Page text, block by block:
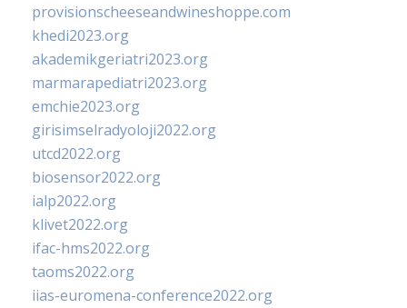
provisionscheeseandwineshoppe.com
khedi2023.org
akademikgeriatri2023.org
marmarapediatri2023.org
emchie2023.org
girisimselradyoloji2022.org
utcd2022.org
biosensor2022.org
ialp2022.org
klivet2022.org
ifac-hms2022.org
taoms2022.org
iias-euromena-conference2022.org